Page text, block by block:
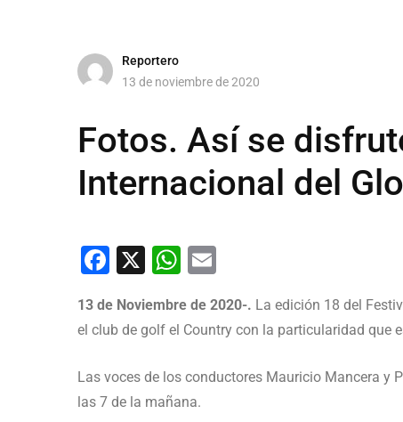
Reportero
13 de noviembre de 2020
Fotos. Así se
Internacional del
Facebook
X WhatsApp
13 de Noviembre de 2020-. La edición 18 del
el club de golf el Country con la particularidad que
Las voces de los conductores Mauricio Mancera y
las 7 de la mañana.